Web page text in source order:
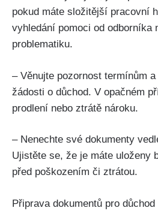
pokud máte složitější pracovní
vyhledání pomoci od odborníka
problematiku.
– Věnujte pozornost termínům
žádosti o důchod. V opačném
prodlení nebo ztrátě nároku.
– Nenechte své dokumenty
Ujistěte se, že je máte uloženy
před poškozením či ztrátou.
Připrava dokumentů pro